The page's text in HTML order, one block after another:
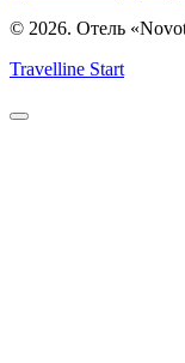
© 2026. Отель
Travelline Start